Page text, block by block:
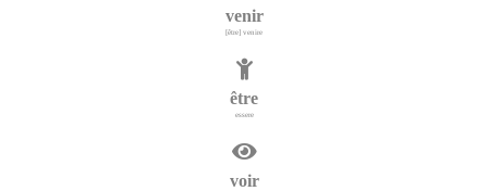
venir
[être] venire
être
essere
voir